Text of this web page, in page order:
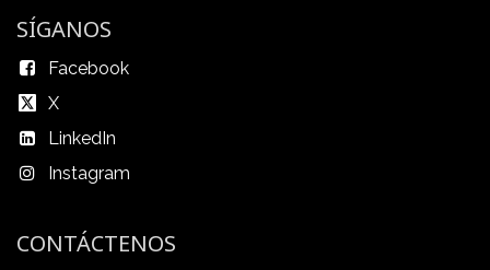
SÍGANOS
Facebook
X
LinkedIn
Instagram
CONTÁCTENOS